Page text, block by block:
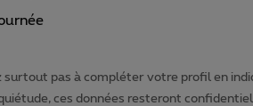
surtout pas à compléter votre profil en
ces données resteront